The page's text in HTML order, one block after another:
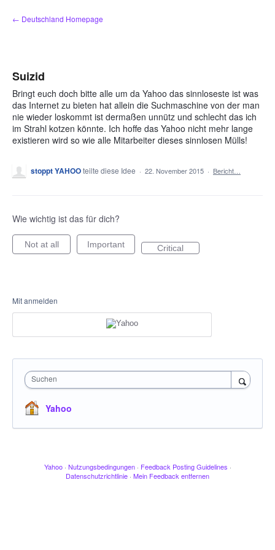
Zum
Inhalt
← Deutschland Homepage
Suizid
Bringt euch doch bitte alle um da Yahoo das sinnloseste ist was
das Internet zu bieten hat allein die Suchmaschine von der man
nie wieder loskommt ist dermaßen unnütz und schlecht das ich
im Strahl kotzen könnte. Ich hoffe das Yahoo nicht mehr lange
existieren wird so wie alle Mitarbeiter dieses sinnlosen Mülls!
stoppt YAHOOteilte diese Idee · 22. November 2015 · Bericht…
Wie wichtig ist das für dich?
Not at all Important Critical
Mit anmelden
Suchen
Yahoo
Yahoo · Nutzungsbedingungen · Feedback Posting Guidelines ·
Datenschutzrichtlinie · Mein Feedback entfernen